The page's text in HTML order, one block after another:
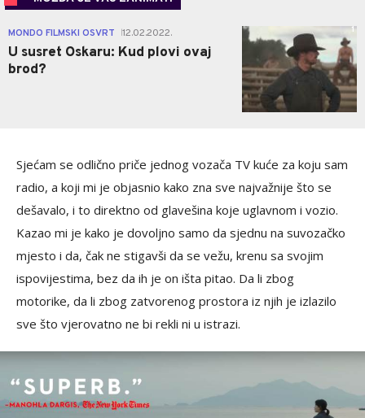
MONDO FILMSKI OSVRT 12.02.2022.
U susret Oskaru: Kud plovi ovaj
brod?
1
Sjećam se odlično priče jednog vozača TV kuće za koju sam
radio, a koji mi je objasnio kako zna sve najvažnije što se
dešavalo, i to direktno od glavešina koje uglavnom i vozio.
Kazao mi je kako je dovoljno samo da sjednu na suvozačko
mjesto i da, čak ne stigavši da se vežu, krenu sa svojim
ispovijestima, bez da ih je on išta pitao. Da li zbog
motorike, da li zbog zatvorenog prostora iz njih je izlazilo
sve što vjerovatno ne bi rekli ni u istrazi.